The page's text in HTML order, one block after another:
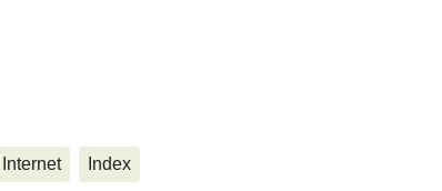
Internet Index